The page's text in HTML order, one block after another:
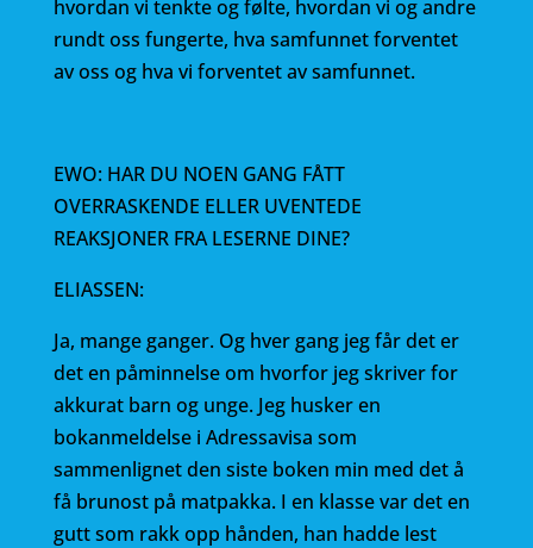
hvordan vi tenkte og følte, hvordan vi og andre
rundt oss fungerte, hva samfunnet forventet
av oss og hva vi forventet av samfunnet.
EWO: HAR DU NOEN GANG FÅTT
OVERRASKENDE ELLER UVENTEDE
REAKSJONER FRA LESERNE DINE?
ELIASSEN:
Ja, mange ganger. Og hver gang jeg får det er
det en påminnelse om hvorfor jeg skriver for
akkurat barn og unge. Jeg husker en
bokanmeldelse i Adressavisa som
sammenlignet den siste boken min med det å
få brunost på matpakka. I en klasse var det en
gutt som rakk opp hånden, han hadde lest